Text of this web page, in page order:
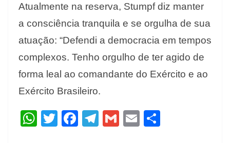
Atualmente na reserva, Stumpf diz manter
a consciência tranquila e se orgulha de sua
atuação: “Defendi a democracia em tempos
complexos. Tenho orgulho de ter agido de
forma leal ao comandante do Exército e ao
Exército Brasileiro.
W T F T G E